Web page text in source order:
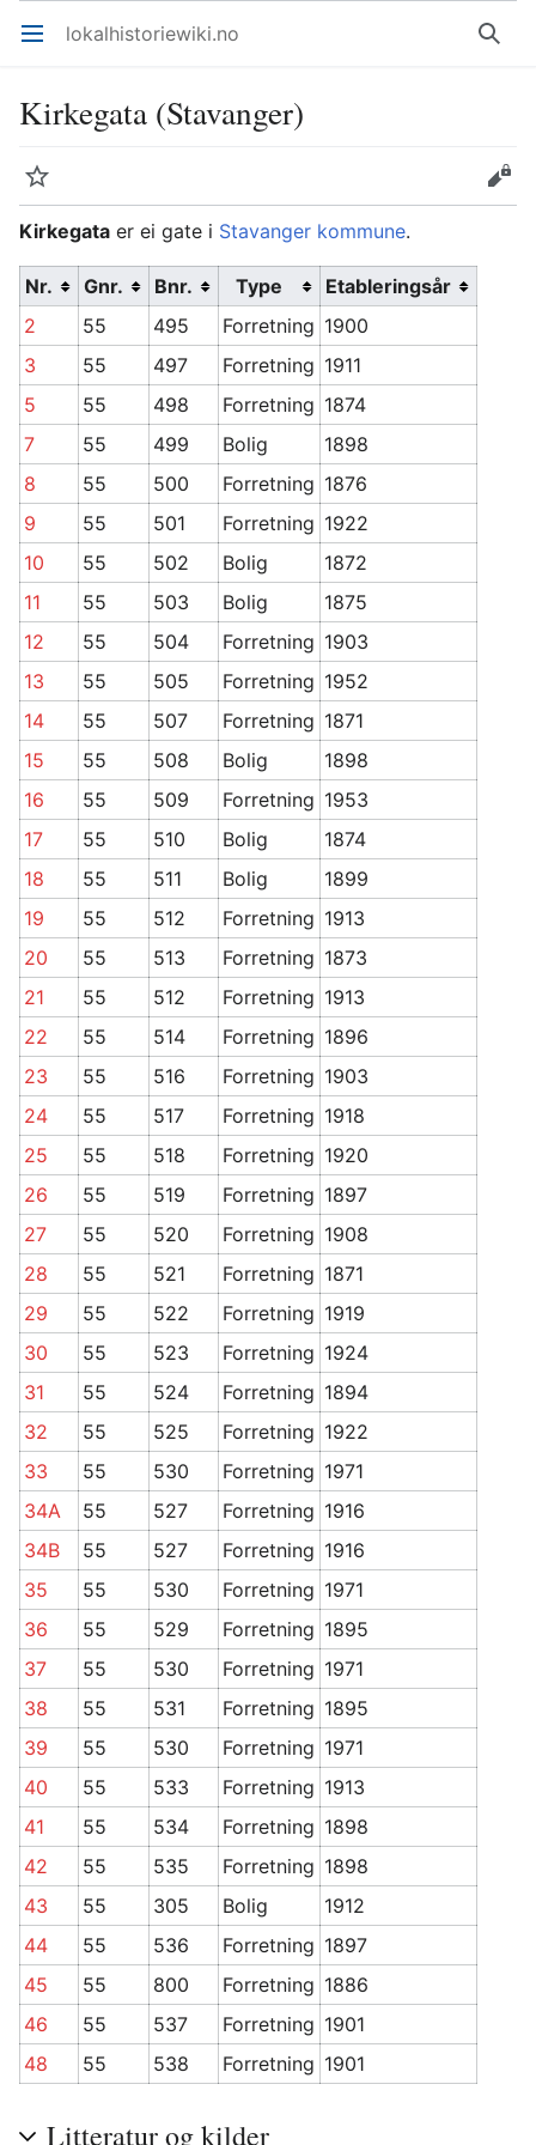
Åpne hovedmenyen lokalhistoriewiki.no Søk
Kirkegata (Stavanger)
Overvåk
Rediger
Kirkegata er ei gate i Stavanger kommune.
Nr. Gnr. Bnr. Type
Etableringsår
2
55 495 Forretning 1900
3
55 497 Forretning 1911
5
55 498 Forretning 1874
7
55 499 Bolig
1898
8
55 500 Forretning 1876
9
55 501 Forretning 1922
10
55 502 Bolig
1872
11
55 503 Bolig
1875
12
55 504 Forretning 1903
13
55 505 Forretning 1952
14
55 507 Forretning 1871
15
55 508 Bolig
1898
16
55 509 Forretning 1953
17
55 510 Bolig
1874
18
55 511 Bolig
1899
19
55 512 Forretning 1913
20
55 513 Forretning 1873
21
55 512 Forretning 1913
22
55 514 Forretning 1896
23
55 516 Forretning 1903
24
55 517 Forretning 1918
25
55 518 Forretning 1920
26
55 519 Forretning 1897
27
55 520 Forretning 1908
28
55 521 Forretning 1871
29
55 522 Forretning 1919
30
55 523 Forretning 1924
31
55 524 Forretning 1894
32
55 525 Forretning 1922
33
55 530 Forretning 1971
34A
55 527 Forretning 1916
34B
55 527 Forretning 1916
35
55 530 Forretning 1971
36
55 529 Forretning 1895
37
55 530 Forretning 1971
38
55 531 Forretning 1895
39
55 530 Forretning 1971
40
55 533 Forretning 1913
41
55 534 Forretning 1898
42
55 535 Forretning 1898
43
55 305 Bolig
1912
44
55 536 Forretning 1897
45
55 800 Forretning 1886
46
55 537 Forretning 1901
48
55 538 Forretning 1901
Litteratur og kilder